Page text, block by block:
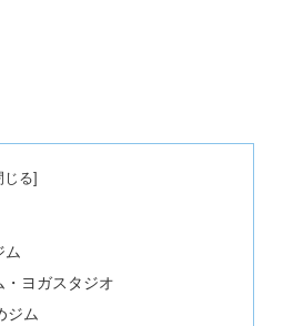
ム
・ヨガスタジオ
ジム